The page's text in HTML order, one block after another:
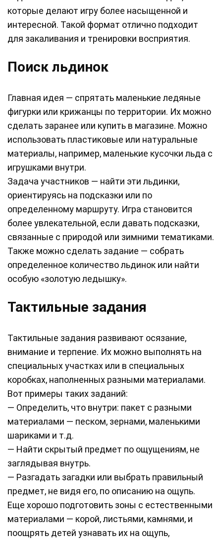
которые делают игру более насыщенной и
интересной. Такой формат отлично подходит
для закаливания и тренировки восприятия.
Поиск льдинок
Главная идея — спрятать маленькие ледяные
фигурки или крижанцы по территории. Их можно
сделать заранее или купить в магазине. Можно
использовать пластиковые или натуральные
материалы, например, маленькие кусочки льда с
игрушками внутри.
Задача участников — найти эти льдинки,
ориентируясь на подсказки или по
определенному маршруту. Игра становится
более увлекательной, если давать подсказки,
связанные с природой или зимними тематиками.
Также можно сделать задание — собрать
определенное количество льдинок или найти
особую «золотую ледышку».
Тактильные задания
Тактильные задания развивают осязание,
внимание и терпение. Их можно выполнять на
специальных участках или в специальных
коробках, наполненных разными материалами.
Вот примеры таких заданий:
— Определить, что внутри: пакет с разными
материалами — песком, зернами, маленькими
шариками и т.д.
— Найти скрытый предмет по ощущениям, не
заглядывая внутрь.
— Разгадать загадки или выбрать правильный
предмет, не видя его, по описанию на ощупь.
Еще хорошо подготовить зоны с естественными
материалами — корой, листьями, камнями, и
поощрять детей узнавать их на ощупь,